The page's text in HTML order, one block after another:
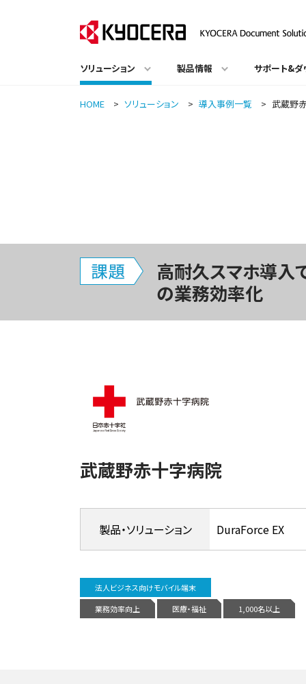
ソリューション 製品情報 サポート&ダ
HOME > ソリューション > 導入事例一覧 > 武蔵野
高耐久スマホ導入
の業務効率化
武蔵野赤十字病院
製品・ソリューション DuraForce EX
法人ビジネス向けモバイル端末
業務効率向上
医療・福祉 1,000名以上